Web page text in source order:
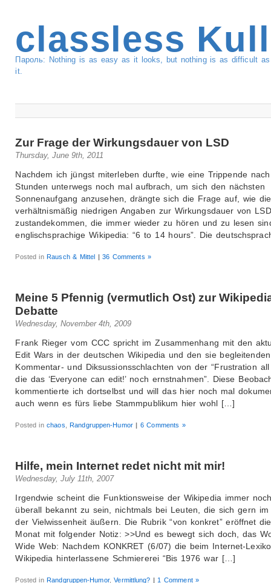
classless
Пароль: Nothing is as easy as it looks, but nothing is as difficult
it.
Zur Frage der Wirkungsdauer von LSD
Thursday, June 9th, 2011
Nachdem ich jüngst miterleben durfte, wie eine Trippende
Stunden unterwegs noch mal aufbrach, um sich den nächsten
Sonnenaufgang anzusehen, drängte sich die Frage auf, wie die
verhältnismäßig niedrigen Angaben zur Wirkungsdauer von LSD
zustandekommen, die immer wieder zu hören und zu lesen
englischsprachige Wikipedia: “6 to 14 hours”. Die
Posted inRausch & Mittel | 36 Comments »
Meine 5 Pfennig (vermutlich Ost) zur
Debatte
Wednesday, November 4th, 2009
Frank Rieger vom CCC spricht im Zusammenhang mit den
Edit Wars in der deutschen Wikipedia und den sie begleitenden
Kommentar- und Diksussionsschlachten von der “Frustration
die das ‘Everyone can edit!’ noch ernstnahmen”. Diese
kommentierte ich dortselbst und will das hier noch mal
auch wenn es fürs liebe Stammpublikum hier wohl […]
Posted inchaos ,Randgruppen-Humor | 6 Comments »
Hilfe, mein Internet redet nicht mit mir!
Wednesday, July 11th, 2007
Irgendwie scheint die Funktionsweise der Wikipedia immer
überall bekannt zu sein, nichtmals bei Leuten, die sich gern im
der Vielwissenheit äußern. Die Rubrik “von konkret” eröffnet
Monat mit folgender Notiz: >>Und es bewegt sich doch, das
Wide Web: Nachdem KONKRET (6/07) die beim Internet-
Wikipedia hinterlassene Schmiererei “Bis 1976 war […]
Posted inRandgruppen-Humor,Vermittlung? | 1 Comment »